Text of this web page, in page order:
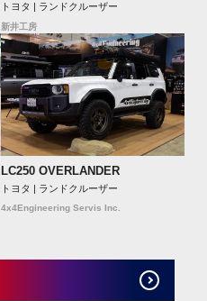
トヨタ | ランドクルーザー
新井工房
LC250 OVERLANDER
トヨタ | ランドクルーザー
4x4Engineering Servis Inc.